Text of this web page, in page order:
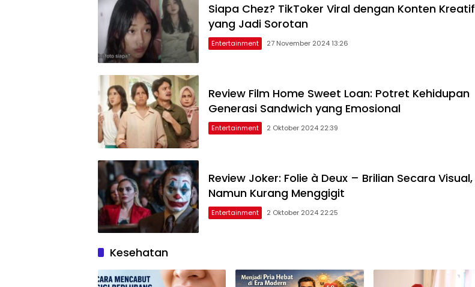
Siapa Chez? TikToker Viral dengan Konten Kreatif
yang Jadi Sorotan
Entertainment 27 November 2024 13:26
Review Film Home Sweet Loan: Potret Kehidupan
Generasi Sandwich yang Emosional
Entertainment 2 Oktober 2024 22:39
Review Joker: Folie à Deux – Brilian Secara Visual,
Namun Kurang Menggigit
Entertainment 2 Oktober 2024 22:25
Kesehatan